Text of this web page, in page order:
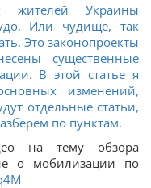
жителей Украины
Или чудище, так
Это законопроекты
существенные
В этой статье я
изменений,
отдельные статьи,
по пунктам.
на тему обзора
о мобилизации по